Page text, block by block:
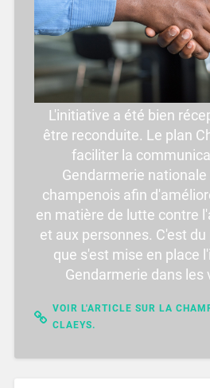
L'initiative a été bien
être reconduite. Le plan
faciliter la
Gendarmerie
champenois afin
en matière de lutte contre
et aux personnes. C'est
que s'est mise en place
Gendarmerie dans les
VOIR L'ARTICLE SUR LA
CLAEYS.